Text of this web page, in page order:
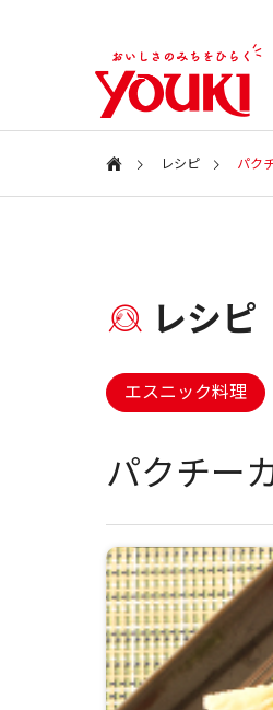
特集ページ
SPECIAL
2026年 春の新商品
会社情報
レシピ パク
レシピ
エスニック料理
パクチー